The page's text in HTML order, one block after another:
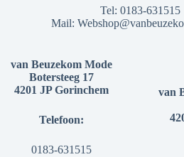
Tel: 0183-631515
Mail:
van Beuzekom Mode
Botersteeg 17
4201 JP Gorinchem
Telefoon:
0183-631515
van